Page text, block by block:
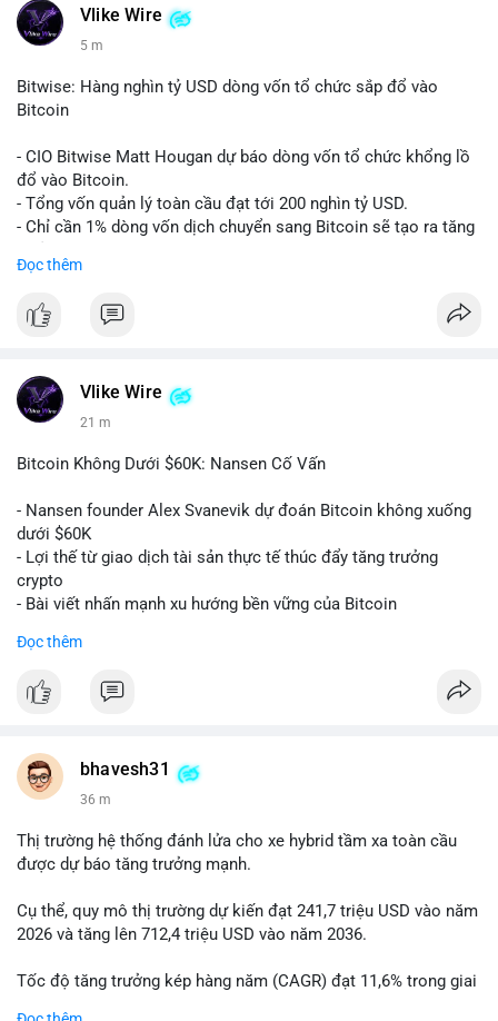
Vlike Wire
5 m
Bitwise: Hàng nghìn tỷ USD dòng vốn tổ chức sắp đổ vào
Bitcoin
- CIO Bitwise Matt Hougan dự báo dòng vốn tổ chức khổng lồ
đổ vào Bitcoin.
- Tổng vốn quản lý toàn cầu đạt tới 200 nghìn tỷ USD.
- Chỉ cần 1% dòng vốn dịch chuyển sang Bitcoin sẽ tạo ra tăng
#vlikevn #titanbot
Đọc thêm
Vlike Wire
21 m
Bitcoin Không Dưới $60K: Nansen Cố Vấn
- Nansen founder Alex Svanevik dự đoán Bitcoin không xuống
dưới $60K
- Lợi thế từ giao dịch tài sản thực tế thúc đẩy tăng trưởng
crypto
- Bài viết nhấn mạnh xu hướng bền vững của Bitcoin
$btc#btc
#vlikevn #titanbot
Đọc thêm
bhavesh31
36 m
Thị trường hệ thống đánh lửa cho xe hybrid tầm xa toàn cầu
được dự báo tăng trưởng mạnh.
Cụ thể, quy mô thị trường dự kiến đạt 241,7 triệu USD vào năm
2026 và tăng lên 712,4 triệu USD vào năm 2036.
Tốc độ tăng trưởng kép hàng năm (CAGR) đạt 11,6% trong giai